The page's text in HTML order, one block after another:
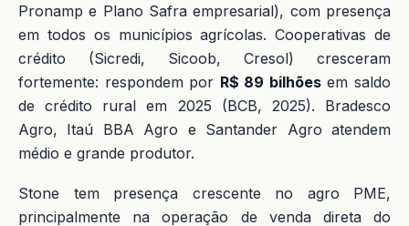
Pronamp e Plano Safra empresarial), com presença
em todos os municípios agrícolas. Cooperativas de
crédito (Sicredi, Sicoob, Cresol) cresceram
fortemente: respondem por R$ 89 bilhõesem saldo
de crédito rural em 2025 (BCB, 2025). Bradesco
Agro, Itaú BBA Agro e Santander Agro atendem
médio e grande produtor.
Stone tem presença crescente no agro PME,
principalmente na operação de venda direta do